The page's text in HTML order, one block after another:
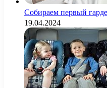
Собираем первый
19.04.2024